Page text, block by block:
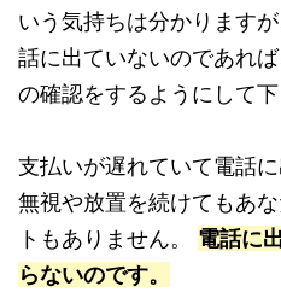
いう気持ちは分かります
話に出ていないのであれ
の確認をするようにして下
支払いが遅れていて電話
無視や放置を続けてもあ
トもありません。 電話に
らないのです。